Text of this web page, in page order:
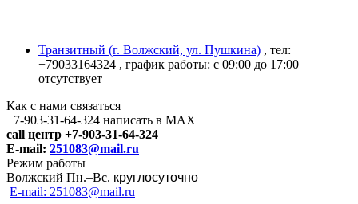
Транзитный (г. Волжский, ул. Пушкина) , тел:
+79033164324 , график работы: с 09:00 до 17:00
отсутствует
Как с нами связаться
+7-903-31-64-324 написать в MAX
call центр +7-903-31-64-324
E-mail: 251083@mail.ru
Режим работы
Волжский Пн.–Вс. круглосуточно
E-mail: 251083@mail.ru